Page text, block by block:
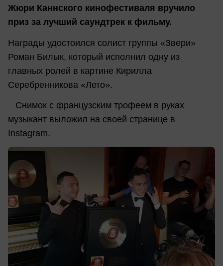
Жюри Каннского кинофестиваля вручило
приз за лучший саундтрек к фильму.
Награды удостоился солист группы «Звери»
Роман Билык, который исполнил одну из
главных ролей в картине Кирилла
Серебренникова «Лето».
Снимок с французским трофеем в руках
музыкант выложил на своей странице в
Instagram.